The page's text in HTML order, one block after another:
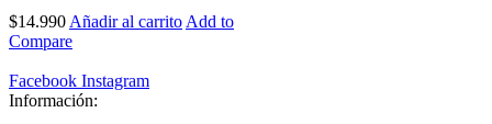
$14.990 Añadir al carrito Add to
Compare
Facebook Instagram
Información: